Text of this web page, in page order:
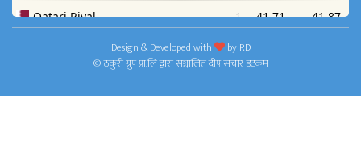
Design & Developed with byRD
© ठकुरी ग्रुप प्रा.लि द्वारा सञ्चालित दीप संचार डटकम